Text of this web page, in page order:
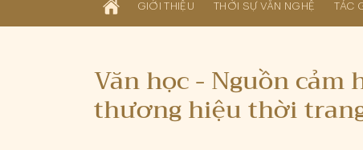
GIỚI THIỆU THỜI SỰ VĂN NGHỆ TÁC
Văn học - Nguồn cảm
thương hiệu thời